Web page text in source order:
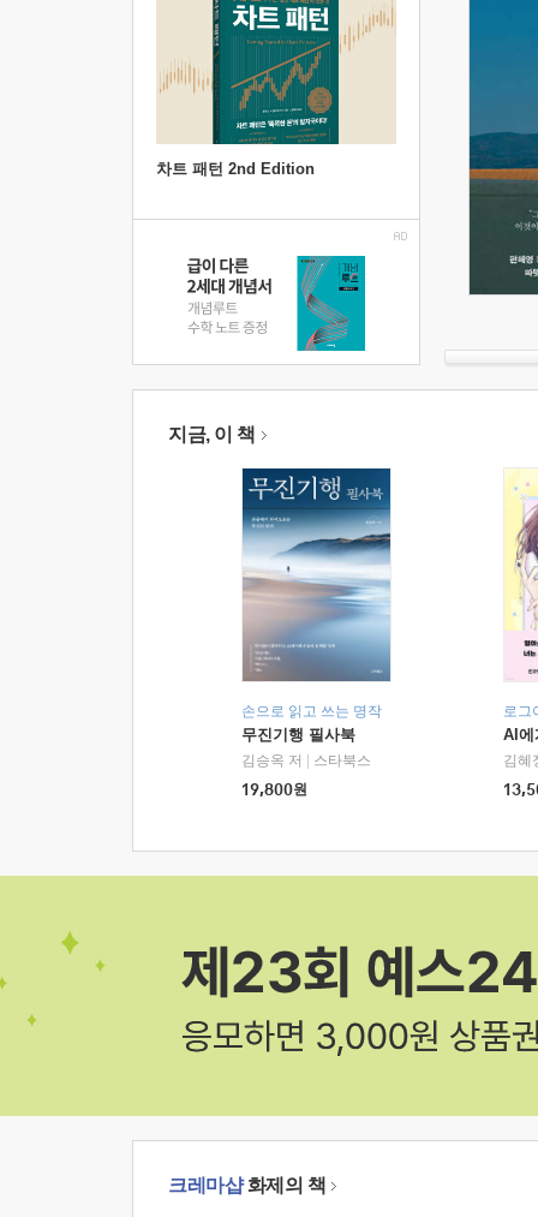
차트 패턴 2nd Edition
지금, 이 책
손으로 읽고 쓰는 명작
무진기행 필사북
김승옥 저
스타북스
19,800원
로그
AI에
김혜
크레마샵화제의 책